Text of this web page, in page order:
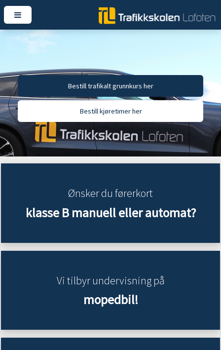
Bestill trafikalt grunnkurs her
Bestill kjøretimer her
Ønsker du førerkort
klasse B manuell eller automat?
Vi tilbyr undervisning på
mopedbil!